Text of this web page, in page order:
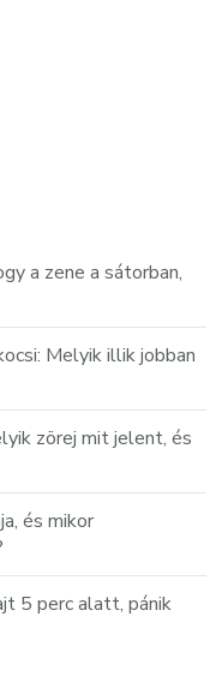
a zene a sátorban,
Melyik illik jobban
zörej mit jelent, és
és mikor
5 perc alatt, pánik